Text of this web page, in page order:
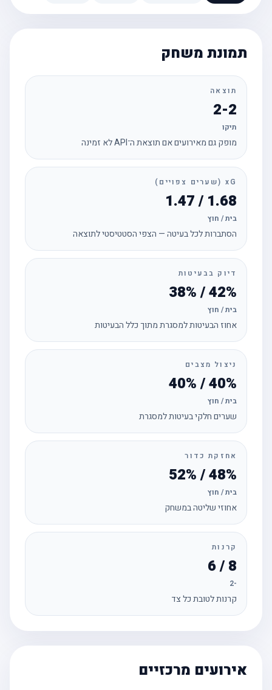
תמונת משחק
תוצאה
2-2
תיקו
מופק גם מאירועים אם תוצאת ה־API לא זמינה
xG (שערים צפויים)
1.68 / 1.47
בית / חוץ
הסתברות לכל בעיטה — הצפי הסטטיסטי לתוצאה
דיוק בבעיטות
42% / 38%
בית / חוץ
אחוז הבעיטות למסגרת מתוך כלל הבעיטות
ניצול מצבים
40% / 40%
בית / חוץ
שערים חלקי בעיטות למסגרת
אחזקת כדור
48% / 52%
בית / חוץ
אחוזי שליטה במשחק
קרנות
קרנות לטובת כל צד
אירועים מרכזיים